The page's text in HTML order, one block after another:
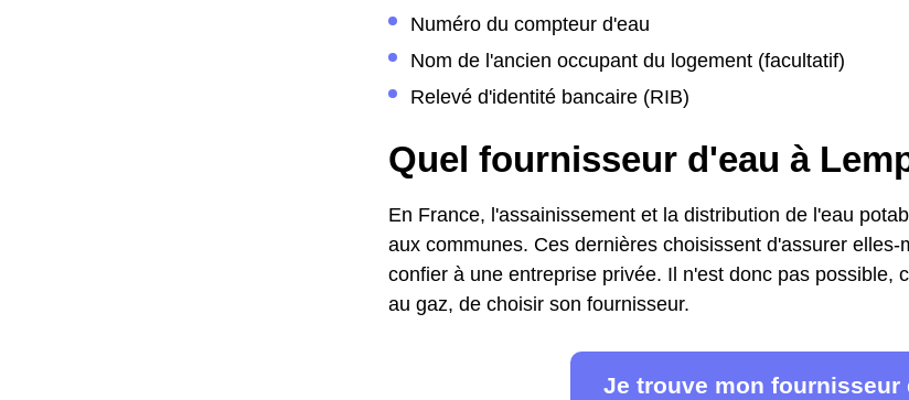
Numéro du compteur d'eau
Nom de l'ancien occupant du logement (facultatif)
Relevé d'identité bancaire (RIB)
Quel fournisseur d'eau à
En France, l'assainissement et la distribution de l'eau
aux communes. Ces dernières choisissent d'assurer
confier à une entreprise privée. Il n'est donc pas possible,
au gaz, de choisir son fournisseur.
Je trouve mon fournisseur